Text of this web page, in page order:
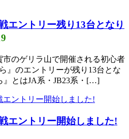
エントリー残り13台となり
市のゲリラ山で開催される初心者
』のエントリーが残り13台とな
』とはJA系・JB23系・[…]
エントリー開始しました!